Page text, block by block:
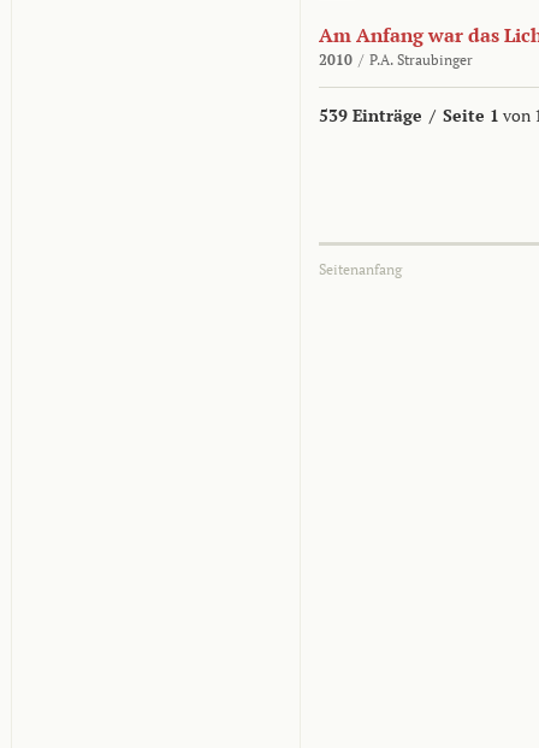
Am Anfang war das
2010 / P.A. Straubinger
539 Einträge / Seite 1 von
Seitenanfang